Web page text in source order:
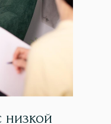
низкой